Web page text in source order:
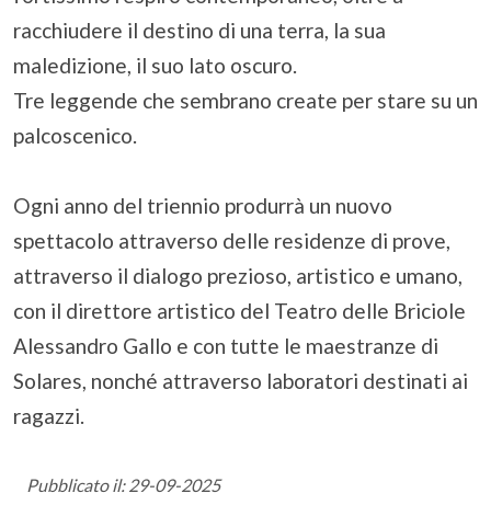
racchiudere il destino di una terra, la sua
maledizione, il suo lato oscuro.
Tre leggende che sembrano create per stare su un
palcoscenico.
Ogni anno del triennio produrrà un nuovo
spettacolo attraverso delle residenze di prove,
attraverso il dialogo prezioso, artistico e umano,
con il direttore artistico del Teatro delle Briciole
Alessandro Gallo e con tutte le maestranze di
Solares, nonché attraverso laboratori destinati ai
ragazzi.
Pubblicato il: 29-09-2025